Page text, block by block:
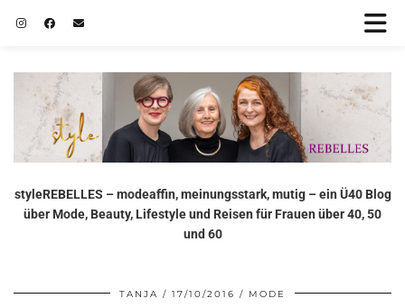
styleREBELLES – modeaffin, meinungsstark, mutig – ein Ü40 Blog
über Mode, Beauty, Lifestyle und Reisen für Frauen über 40, 50
und 60
TANJA 17/10/2016 MODE